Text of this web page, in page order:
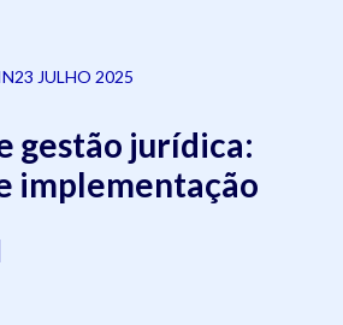
23 JULHO 2025
gestão jurídica:
implementação